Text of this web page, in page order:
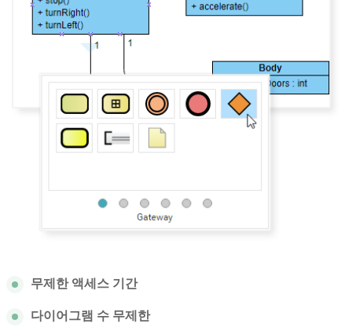
무제한 액세스 기간
다이어그램 수 무제한